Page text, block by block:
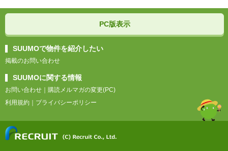
PC版表示
SUUMOで物件を紹介したい
掲載のお問い合わせ
SUUMOに関する情報
お問い合わせ
購読メルマガの変更(PC)
利用規約
プライバシーポリシー